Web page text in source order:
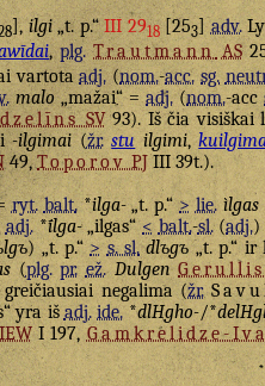
],ilgi„t. p.“III 2918[253]adv.
,plg. Trautmann AS
vartotaadj.(nom.-acc. sg.
malo„mažai“ =adj.(nom.-acc
SV93). Iš čia visiškai
-ilgimai(žr. stu ilgimi,
49,ToporovPJIII 39t.).
ryt. balt.*ilga-„t. p.“> lie. ìlgas
adj.*ī́lga-„ilgas“< balt.-sl.(adj.)
) „t. p.“ > s. sl. dlъgъ„t. p.“ ir
(plg. pr. ež. Dulgen Gerullis
negalima (žr.
yra išadj. ide.*dlHgho-/*
I 197,Gamkrelidze-